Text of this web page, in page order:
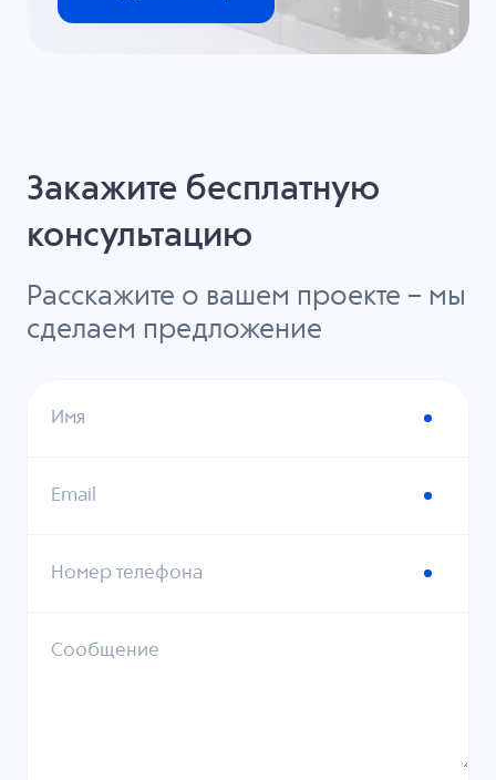
Закажите бесплатную
консультацию
Расскажите о вашем проекте – мы
сделаем предложение
Имя
Email
Номер телефона
Сообщение